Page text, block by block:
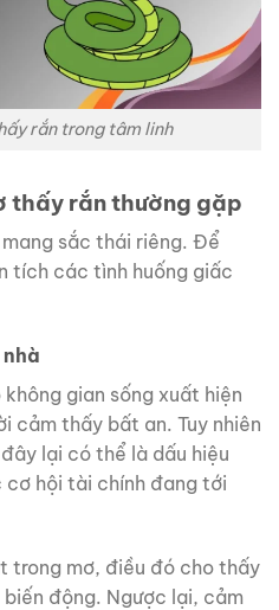
rắn trong tâm linh
thấy rắn thường gặp
sắc thái riêng. Để
tích các tình huống giấc
gian sống xuất hiện
cảm thấy bất an. Tuy nhiên
lại có thể là dấu hiệu
cơ hội tài chính đang tới
trong mơ, điều đó cho thấy
động. Ngược lại, cảm